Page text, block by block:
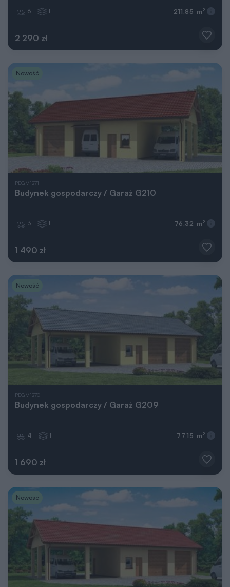
2 290 zł
6 1 211,85 m 2
Nowość
PEGM1271
Budynek gospodarczy / Garaż G210
1 490 zł
3 1 76,32 m 2
Nowość
PEGM1270
Budynek gospodarczy / Garaż G209
1 690 zł
4 1 77,15 m 2
Nowość